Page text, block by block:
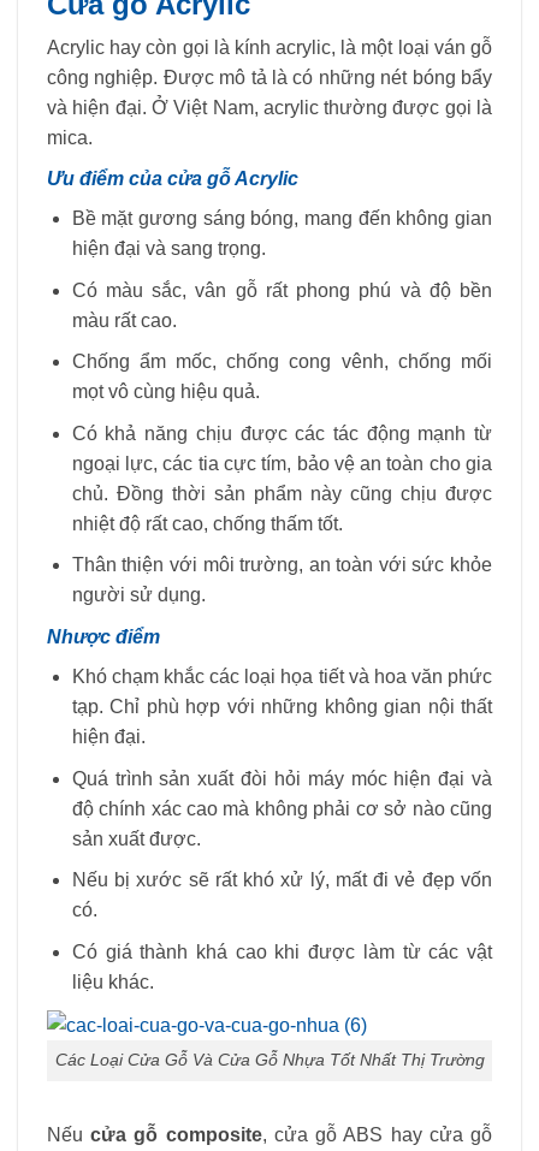
Acrylic hay còn gọi là kính acrylic, là một loại ván gỗ
công nghiệp. Được mô tả là có những nét bóng bẩy
và hiện đại. Ở Việt Nam, acrylic thường được gọi là
mica.
Ưu điểm của cửa gỗ Acrylic
Bề mặt gương sáng bóng, mang đến không gian
hiện đại và sang trọng.
Có màu sắc, vân gỗ rất phong phú và độ bền
màu rất cao.
Chống ẩm mốc, chống cong vênh, chống mối
mọt vô cùng hiệu quả.
Có khả năng chịu được các tác động mạnh từ
ngoại lực, các tia cực tím, bảo vệ an toàn cho gia
chủ. Đồng thời sản phẩm này cũng chịu được
nhiệt độ rất cao, chống thấm tốt.
Thân thiện với môi trường, an toàn với sức khỏe
người sử dụng.
Nhược điểm
Khó chạm khắc các loại họa tiết và hoa văn phức
tạp. Chỉ phù hợp với những không gian nội thất
hiện đại.
Quá trình sản xuất đòi hỏi máy móc hiện đại và
độ chính xác cao mà không phải cơ sở nào cũng
sản xuất được.
Nếu bị xước sẽ rất khó xử lý, mất đi vẻ đẹp vốn
có.
Có giá thành khá cao khi được làm từ các vật
liệu khác.
Các Loại Cửa Gỗ Và Cửa Gỗ Nhựa Tốt Nhất Thị Trường
Nếucửa gỗ composite, cửa gỗ ABS hay cửa gỗ